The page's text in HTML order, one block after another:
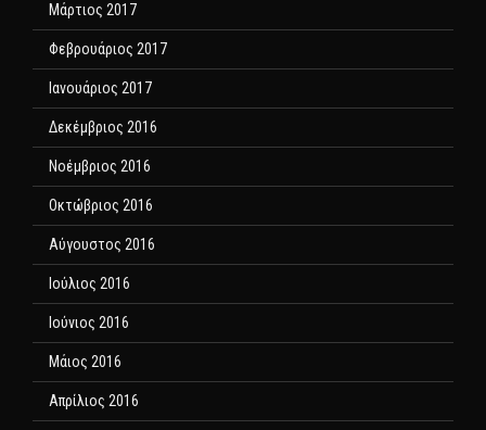
Μάρτιος 2017
Φεβρουάριος 2017
Ιανουάριος 2017
Δεκέμβριος 2016
Νοέμβριος 2016
Οκτώβριος 2016
Αύγουστος 2016
Ιούλιος 2016
Ιούνιος 2016
Μάιος 2016
Απρίλιος 2016